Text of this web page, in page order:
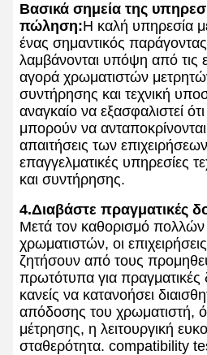
Βασικά σημεία της
πώληση:Η καλή υπηρεσία
ένας σημαντικός
λαμβάνονται υπόψη από τις
αγορά χρωματιστών
συντήρησης και τεχνική
αναγκαίο να εξασφαλιστεί
μπορούν να
απαιτήσεις των
επαγγελματικές υπηρεσίες
και συντήρησης.
4.Διαβάστε πραγματικές
Μετά τον καθορισμό
χρωματιστών, οι
ζητήσουν από τους
πρωτότυπα για πραγματικές
κανείς να κατανοήσει
απόδοσης του χρωματιστή,
μέτρησης, η λειτουργική
σταθερότητα. compatibility